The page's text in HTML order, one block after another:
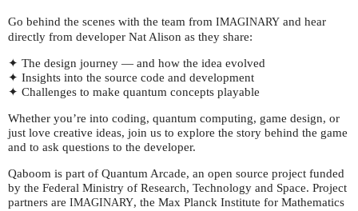
Go behind the scenes with the team from IMAGINARY and hear
directly from developer Nat Alison as they share:
✦ The design journey — and how the idea evolved
✦ Insights into the source code and development
✦ Challenges to make quantum concepts playable
Whether you’re into coding, quantum computing, game design, or
just love creative ideas, join us to explore the story behind the game
and to ask questions to the developer.
Qaboom is part of Quantum Arcade, an open source project funded
by the Federal Ministry of Research, Technology and Space. Project
partners are IMAGINARY, the Max Planck Institute for Mathematics